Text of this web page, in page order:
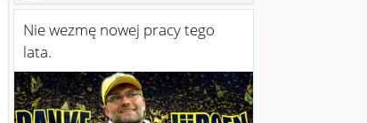
Nie wezmę nowej pracy tego
lata.